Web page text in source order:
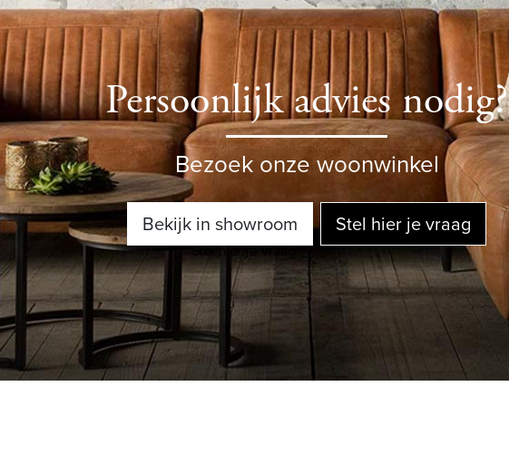
Persoonlijk advies nodig?
Bezoek onze woonwinkel
Bekijk in showroom Stel hier je vraag